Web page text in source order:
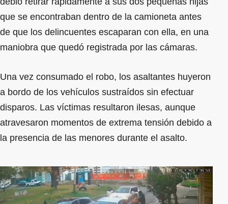
que se encontraban dentro de la camioneta antes
de que los delincuentes escaparan con ella, en una
maniobra que quedó registrada por las cámaras.
Una vez consumado el robo, los asaltantes huyeron
a bordo de los vehículos sustraídos sin efectuar
disparos. Las víctimas resultaron ilesas, aunque
atravesaron momentos de extrema tensión debido a
la presencia de las menores durante el asalto.